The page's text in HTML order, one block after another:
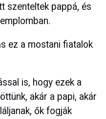
szenteltek pappá, és
ez a mostani fiatalok
is, hogy ezek a
akár a papi, akár
ők fogják